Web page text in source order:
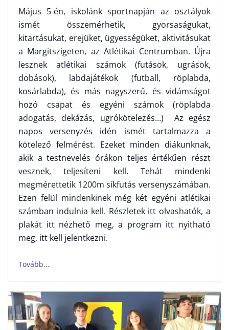
Május 5-én, iskolánk sportnapján az osztályok
ismét összemérhetik, gyorsaságukat,
kitartásukat, erejüket, ügyességüket, aktivitásukat
a Margitszigeten, az Atlétikai Centrumban. Újra
lesznek atlétikai számok (futások, ugrások,
dobások), labdajátékok (futball, röplabda,
kosárlabda), és más nagyszerű, és vidámságot
hozó csapat és egyéni számok (röplabda
adogatás, dekázás, ugrókötelezés…) Az egész
napos versenyzés idén ismét tartalmazza a
kötelező felmérést. Ezeket minden diákunknak,
akik a testnevelés órákon teljes értékűen részt
vesznek, teljesíteni kell. Tehát mindenki
megmérettetik 1200m síkfutás versenyszámában.
Ezen felül mindenkinek még két egyéni atlétikai
számban indulnia kell. Részletek itt olvashatók, a
plakát itt nézhető meg, a program itt nyitható
meg, itt kell jelentkezni.